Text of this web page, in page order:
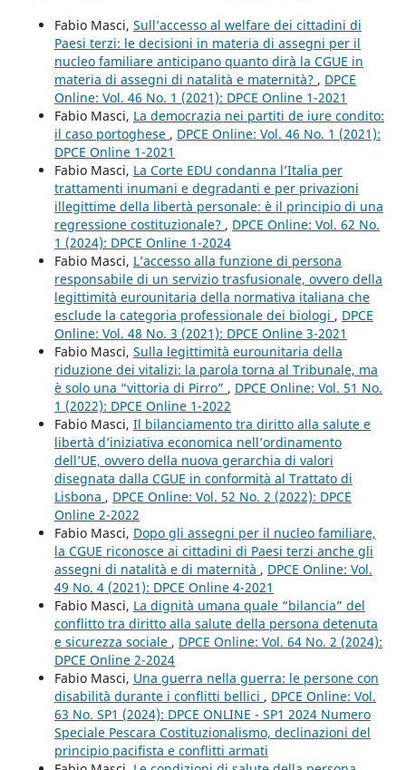
Fabio Masci, Sull’accesso al welfare dei cittadini di
Paesi terzi: le decisioni in materia di assegni per il
nucleo familiare anticipano quanto dirà la CGUE in
materia di assegni di natalità e maternità? , DPCE
Online: Vol. 46 No. 1 (2021): DPCE Online 1-2021
Fabio Masci, La democrazia nei partiti de iure condito:
il caso portoghese , DPCE Online: Vol. 46 No. 1 (2021):
DPCE Online 1-2021
Fabio Masci, La Corte EDU condanna l’Italia per
trattamenti inumani e degradanti e per privazioni
illegittime della libertà personale: è il principio di una
regressione costituzionale? , DPCE Online: Vol. 62 No.
1 (2024): DPCE Online 1-2024
Fabio Masci, L’accesso alla funzione di persona
responsabile di un servizio trasfusionale, ovvero della
legittimità eurounitaria della normativa italiana che
esclude la categoria professionale dei biologi , DPCE
Online: Vol. 48 No. 3 (2021): DPCE Online 3-2021
Fabio Masci, Sulla legittimità eurounitaria della
riduzione dei vitalizi: la parola torna al Tribunale, ma
è solo una “vittoria di Pirro” , DPCE Online: Vol. 51 No.
1 (2022): DPCE Online 1-2022
Fabio Masci, Il bilanciamento tra diritto alla salute e
libertà d’iniziativa economica nell’ordinamento
dell’UE, ovvero della nuova gerarchia di valori
disegnata dalla CGUE in conformità al Trattato di
Lisbona , DPCE Online: Vol. 52 No. 2 (2022): DPCE
Online 2-2022
Fabio Masci, Dopo gli assegni per il nucleo familiare,
la CGUE riconosce ai cittadini di Paesi terzi anche gli
assegni di natalità e di maternità , DPCE Online: Vol.
49 No. 4 (2021): DPCE Online 4-2021
Fabio Masci, La dignità umana quale “bilancia” del
conflitto tra diritto alla salute della persona detenuta
e sicurezza sociale , DPCE Online: Vol. 64 No. 2 (2024):
DPCE Online 2-2024
Fabio Masci, Una guerra nella guerra: le persone con
disabilità durante i conflitti bellici , DPCE Online: Vol.
63 No. SP1 (2024): DPCE ONLINE - SP1 2024 Numero
Speciale Pescara Costituzionalismo, declinazioni del
principio pacifista e conflitti armati